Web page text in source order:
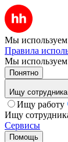
Мы используем
Правила
Мы
Понятно
Ищу сотрудника
Ищу работу
Ищу
Сервисы
Помощь